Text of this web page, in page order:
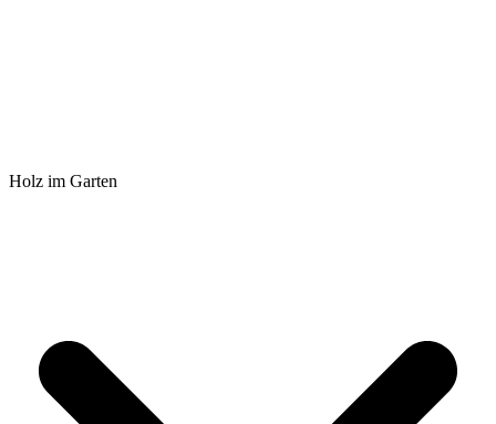
Holz im Garten